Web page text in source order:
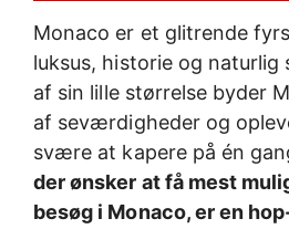
Monaco er et glitrende
luksus, historie og naturlig
af sin lille størrelse byder
af seværdigheder og
svære at kapere på én
der ønsker at få mest
besøg i Monaco, er en